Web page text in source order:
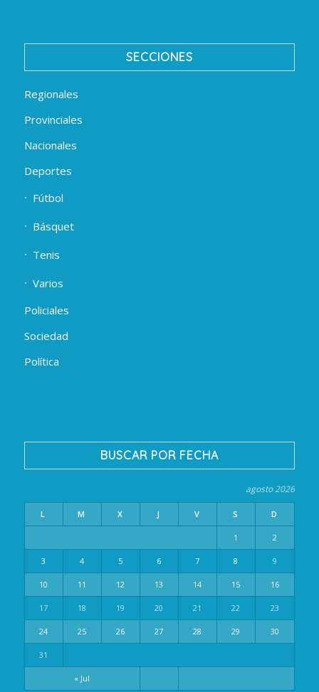
SECCIONES
Regionales
Provinciales
Nacionales
Deportes
Fútbol
Básquet
Tenis
Varios
Policiales
Sociedad
Política
BUSCAR POR FECHA
agosto 2026
L M X J V S D
« Jul
1 2
3 4 5 6 7 8 9
10 11 12 13 14 15 16
17 18 19 20 21 22 23
24 25 26 27 28 29 30
31